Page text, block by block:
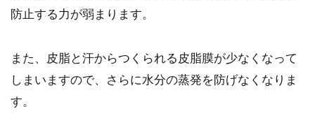
防止する力が弱まります。
また、皮脂と汗からつくられる皮脂膜が少なくなって
しまいますので、さらに水分の蒸発を防げなくなりま
す。